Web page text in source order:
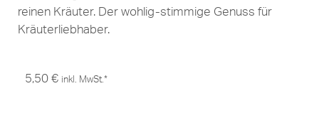
reinen Kräuter. Der wohlig-stimmige Genuss für
Kräuterliebhaber.
5,50 € inkl. MwSt.*